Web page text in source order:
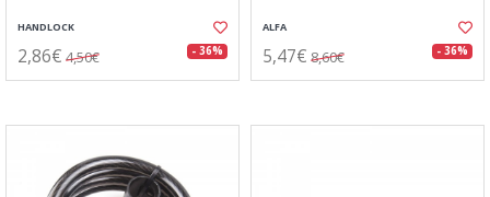
HANDLOCK
2,86€ 4,50€ - 36%
ALFA
5,47€ 8,60€ - 36%